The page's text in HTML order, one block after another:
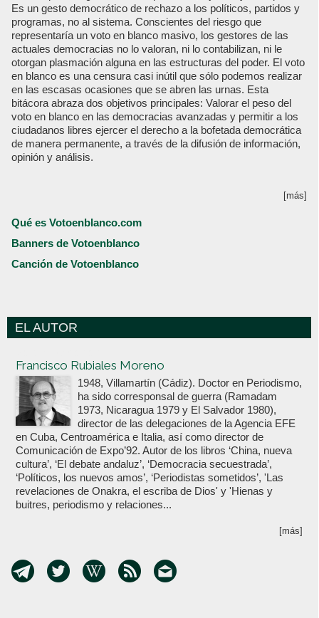
Es un gesto democrático de rechazo a los políticos, partidos y
programas, no al sistema. Conscientes del riesgo que
representaría un voto en blanco masivo, los gestores de las
actuales democracias no lo valoran, ni lo contabilizan, ni le
otorgan plasmación alguna en las estructuras del poder. El voto
en blanco es una censura casi inútil que sólo podemos realizar
en las escasas ocasiones que se abren las urnas. Esta
bitácora abraza dos objetivos principales: Valorar el peso del
voto en blanco en las democracias avanzadas y permitir a los
ciudadanos libres ejercer el derecho a la bofetada democrática
de manera permanente, a través de la difusión de información,
opinión y análisis.
[más]
Qué es Votoenblanco.com
Banners de Votoenblanco
Canción de Votoenblanco
EL AUTOR
Francisco Rubiales Moreno
1948, Villamartín (Cádiz). Doctor en Periodismo,
ha sido corresponsal de guerra (Ramadam
1973, Nicaragua 1979 y El Salvador 1980),
director de las delegaciones de la Agencia EFE
en Cuba, Centroamérica e Italia, así como director de
Comunicación de Expo’92. Autor de los libros ‘China, nueva
cultura’, ‘El debate andaluz’, ‘Democracia secuestrada’,
‘Políticos, los nuevos amos’, ‘Periodistas sometidos’, 'Las
revelaciones de Onakra, el escriba de Dios' y 'Hienas y
buitres, periodismo y relaciones...
[más]